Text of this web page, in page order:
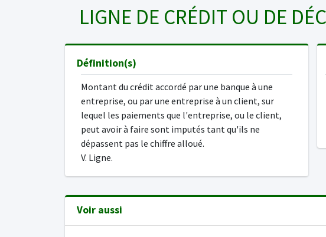
LIGNE DE CRÉDIT OU DE
Définition(s)
Montant du crédit accordé par une banque à une
entreprise, ou par une entreprise à un client, sur
lequel les paiements que l'entreprise, ou le client,
peut avoir à faire sont imputés tant qu'ils ne
dépassent pas le chiffre alloué.
V. Ligne.
Voir aussi